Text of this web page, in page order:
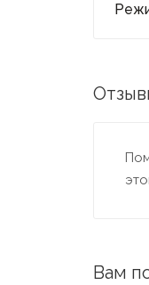
Вам